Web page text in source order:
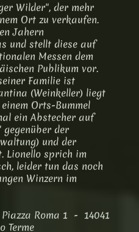
Wilder", der mehr
Ort zu verkaufen.
Jahern
und stellt diese auf
Messen dem
Publikum vor.
Familie ist
(Weinkeller) liegt
Orts-Bummel
ein Abstecher auf
gegenüber der
und der
Lionello sprich im
leider tun das noch
Winzern im
Roma 1 - 14041
Terme